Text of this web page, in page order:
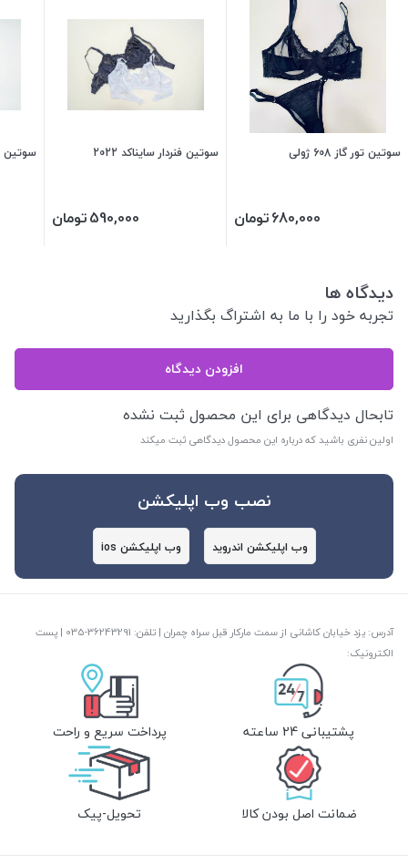
سوتین تور گاز 608 ژولی
680,000تومان
سوتین فنردار سایناکد 2022
590,000تومان
سوتین
دیدگاه ها
تجربه خود را با ما به اشتراگ بگذارید
افزودن دیدگاه
تابحال دیدگاهی برای این محصول ثبت نشده
اولین نفری باشید که درباره این محصول دیدگاهی ثبت میکند
نصب وب اپلیکشن
وب اپلیکشن اندروید وب اپلیکشن ios
آدرس: یزد خیابان کاشانی از سمت مارکار قبل سراه چمران | تلفن: ‎035-36243291 | پست
الکترونیک:
پشتیبانی 24 ساعته پرداخت سریع و راحت
ضمانت اصل بودن کالا تحویل-پیک